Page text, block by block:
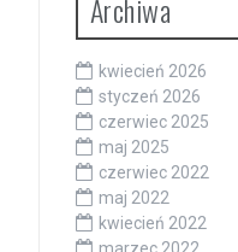
Archiwa
kwiecień 2026
styczeń 2026
czerwiec 2025
maj 2025
czerwiec 2022
maj 2022
kwiecień 2022